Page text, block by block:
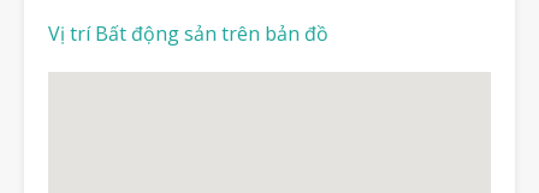
Vị trí Bất động sản trên bản đồ